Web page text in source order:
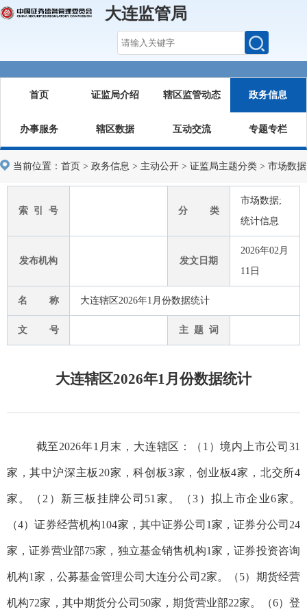
大连监管局
首页 证监局介绍 辖区监管动态 政务信息
办事服务 辖区数据 互动交流 专题专栏
当前位置： 首页 > 政务信息 > 主动公开 > 证监局主题分类 > 市场数据
索 引 号 分 类
市场数据;
统计信息
发布机构 发文日期
2026年02月
11日
名 称 大连辖区2026年1月份数据统计
文 号 主 题 词
大连辖区2026年1月份数据统计
截至2026年1 月末，大连辖区：（1）境内上市公司31
家，其中沪深主板20家，科创板3家，创业板4家，北交所4
家。（2）新三板挂牌公司 51家。（3）拟上市企业6家。
（4）证券经营机构104家，其中证券公司1家，证券分公司24
家，证券营业部75家，独立基金销售机构1家，证券投资咨询
机构1家，公募基金管理公司大连分公司2家。（5）期货经营
机构72家，其中期货分公司50家，期货营业部22家。（6）登